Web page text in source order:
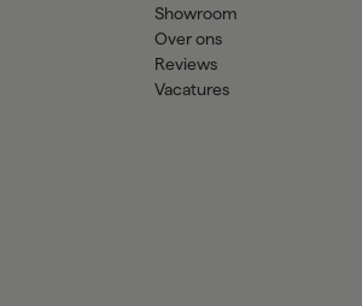
Showroom
Over ons
Reviews
Vacatures